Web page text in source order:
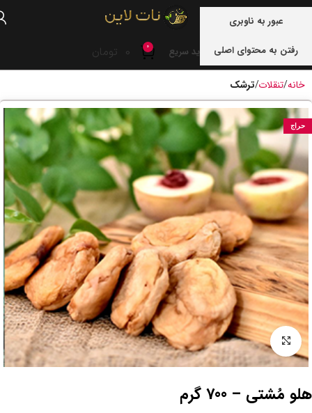
عبور به ناوبری
رفتن به محتوای اصلی
خرید سریع 0
0 تومان
خانه تنقلات ترشک
حراج
بزرگنمایی تصویر
هلو مُشتی – 700 گرم